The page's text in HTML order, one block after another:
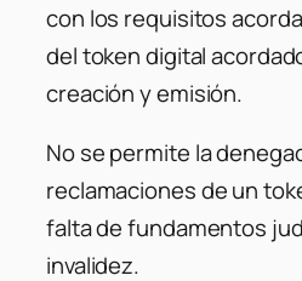
con los requisitos
del token digital
creación y emisión.
No se permite la
reclamaciones de un
falta de fundamentos
invalidez.